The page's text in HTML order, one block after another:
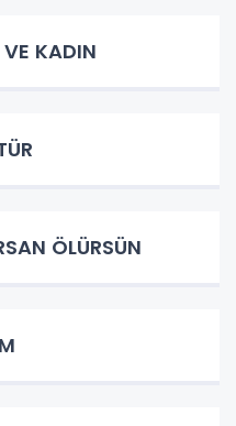
KADIN
ÖLÜRSÜN